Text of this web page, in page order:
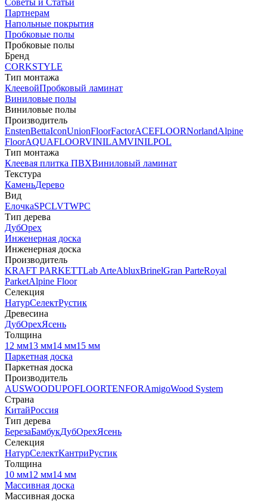
Советы и Статьи
Партнерам
Напольные покрытия
Пробковые полы
Пробковые полы
Бренд
CORKSTYLE
Тип монтажа
КлеевойПробковый ламинат
Виниловые полы
Виниловые полы
Производитель
EnstenBettaIconUnionFloorFactorACEFLOORNorlandAlpine
FloorAQUAFLOORVINILAMVINILPOL
Тип монтажа
Клеевая плитка ПВХВиниловый ламинат
Текстура
КаменьДерево
Вид
ЕлочкаSPCLVTWPC
Тип дерева
ДубОрех
Инженерная доска
Инженерная доска
Производитель
KRAFT PARKETTLab ArteAbluxBrinelGran ParteRoyal
ParketAlpine Floor
Селекция
НатурСелектРустик
Древесина
ДубОрехЯсень
Толщина
12 мм13 мм14 мм15 мм
Паркетная доска
Паркетная доска
Производитель
AUSWOODUPOFLOORTENFORAmigoWood System
Страна
КитайРоссия
Тип дерева
БерезаБамбукДубОрехЯсень
Селекция
НатурСелектКантриРустик
Толщина
10 мм12 мм14 мм
Массивная доска
Массивная доска